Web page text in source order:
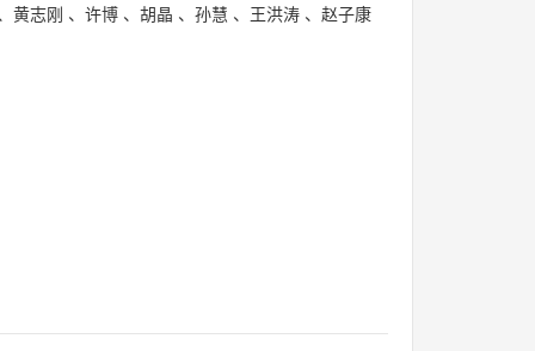
黄志刚 、 许博 、 胡晶 、 孙慧 、 王洪涛 、 赵子康